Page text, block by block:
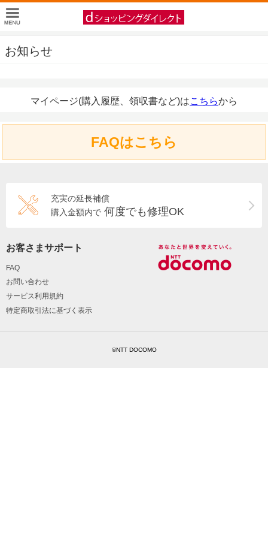
お知らせ
マイページ(購入履歴、領収書など)はこちらから
FAQはこちら
充実の延長補償
購入金額内で 何度でも修理OK
お客さまサポート
FAQ
お問い合わせ
サービス利用規約
特定商取引法に基づく表示
©NTT DOCOMO